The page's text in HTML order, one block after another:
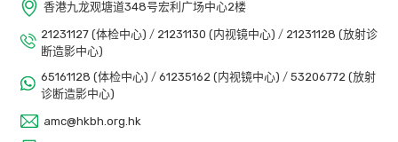
香港九龙观塘道348号宏利广场中心2楼
21231127 (体检中心) / 21231130 (内视镜中心) / 21231128 (放射诊
断造影中心)
65161128 (体检中心) / 61235162 (内视镜中心) / 53206772 (放射
诊断造影中心)
amc@hkbh.org.hk